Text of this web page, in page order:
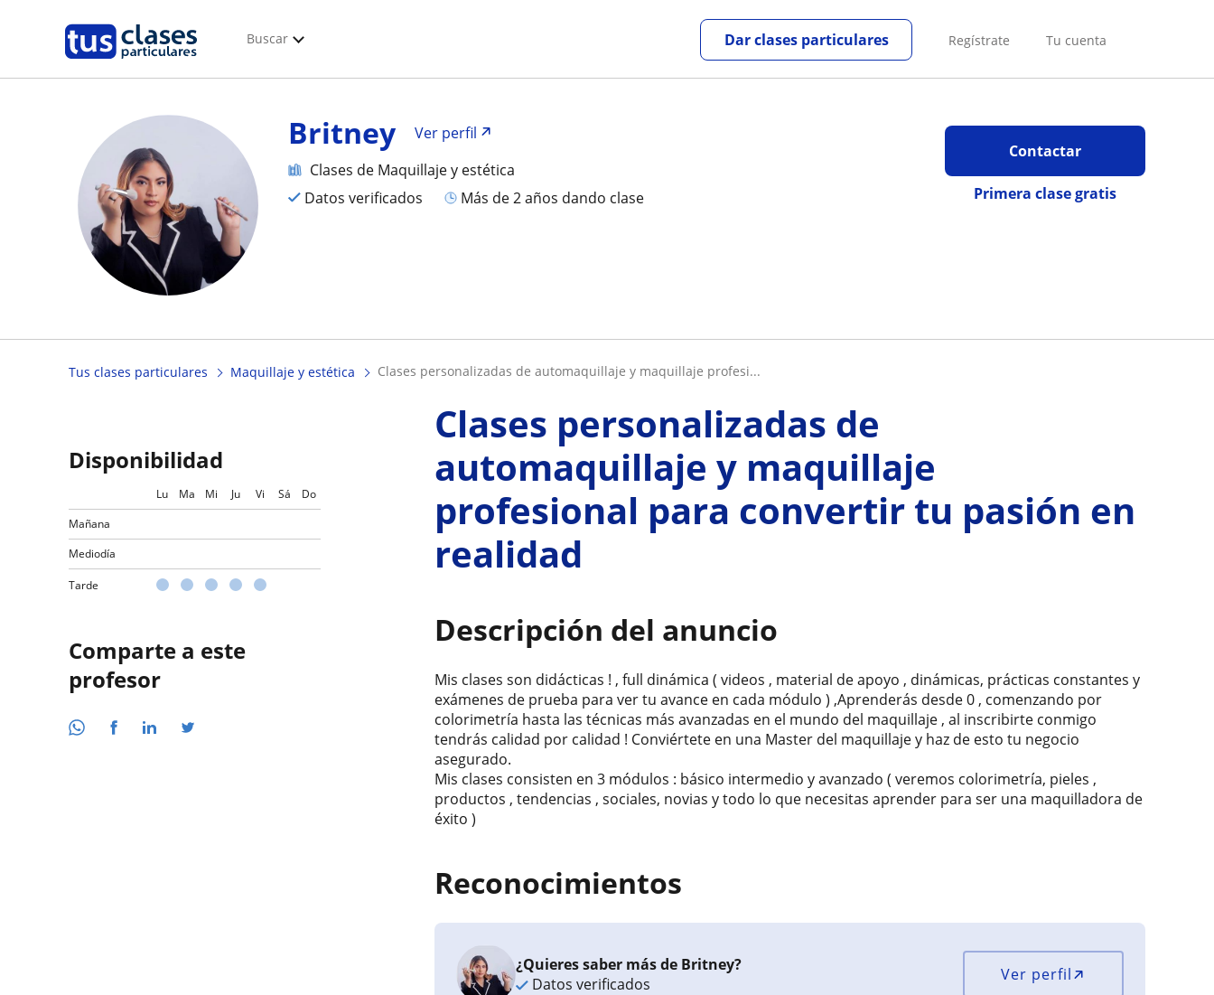
Buscar Regístrate Tu cuenta
Dar clases particulares
Contactar
Primera clase gratis
Britney
Ver perfil
Clases de Maquillaje y estética
Datos verificados
más de 2 años dando clase
Tus clases particulares Maquillaje y estética clases personalizadas de automaquillaje y maquillaje profesi...
Disponibilidad
Lu Ma Mi Ju Vi Sá
Do
Mañana
Mediodía
Tarde
Comparte a este
profesor
Clases personalizadas de
automaquillaje y maquillaje
profesional para convertir tu pasión en
realidad
Descripción del anuncio
Mis clases son didácticas ! , full dinámica ( videos , material de apoyo , dinámicas, prácticas constantes y
exámenes de prueba para ver tu avance en cada módulo ) ,Aprenderás desde 0 , comenzando por
colorimetría hasta las técnicas más avanzadas en el mundo del maquillaje , al inscribirte conmigo
tendrás calidad por calidad ! Conviértete en una Master del maquillaje y haz de esto tu negocio
asegurado.
Mis clases consisten en 3 módulos : básico intermedio y avanzado ( veremos colorimetría, pieles ,
productos , tendencias , sociales, novias y todo lo que necesitas aprender para ser una maquilladora de
éxito )
Reconocimientos
¿Quieres saber más de Britney?
Datos verificados
Ver perfil